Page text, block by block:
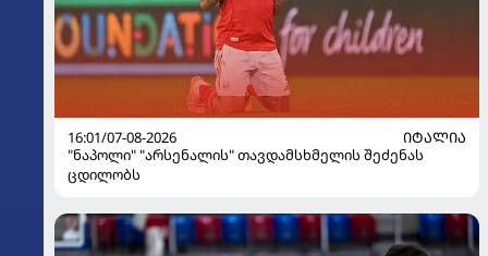
16:01/07-08-2026
ᲘᲢᲐᲚᲘᲐ
"ნაპოლი" "არსენალის" თავდამსხმელის შეძენას
ცდილობს